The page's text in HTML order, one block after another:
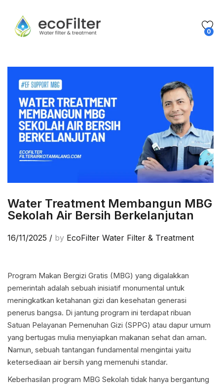
0
Water Treatment Membangun MBG
Sekolah Air Bersih Berkelanjutan
16/11/2025 / by EcoFilter Water Filter & Treatment
Program Makan Bergizi Gratis (MBG) yang digalakkan
pemerintah adalah sebuah inisiatif monumental untuk
meningkatkan ketahanan gizi dan kesehatan generasi
penerus bangsa. Di jantung program ini terdapat ribuan
Satuan Pelayanan Pemenuhan Gizi (SPPG) atau dapur umum
yang bertugas mulia menyiapkan makanan sehat dan aman.
Namun, sebuah tantangan fundamental mengintai yaitu
ketersediaan air bersih yang memenuhi standar.
Keberhasilan program MBG Sekolah tidak hanya bergantung